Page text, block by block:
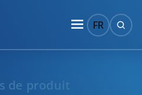
FR
de produit